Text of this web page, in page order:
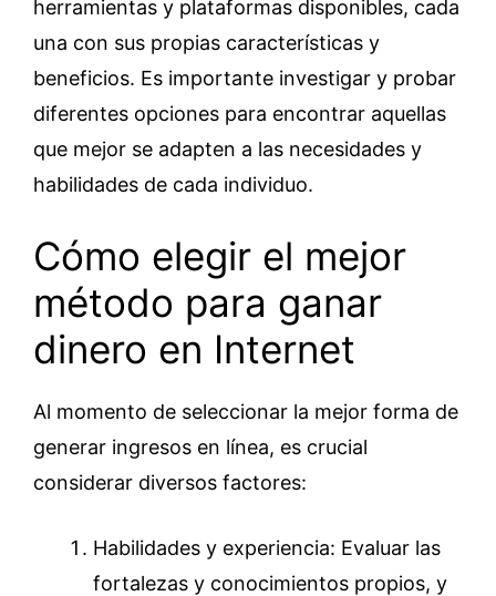
herramientas y plataformas disponibles, cada
una con sus propias características y
beneficios. Es importante investigar y probar
diferentes opciones para encontrar aquellas
que mejor se adapten a las necesidades y
habilidades de cada individuo.
Cómo elegir el mejor
método para ganar
dinero en Internet
Al momento de seleccionar la mejor forma de
generar ingresos en línea, es crucial
considerar diversos factores:
Habilidades y experiencia: Evaluar las
fortalezas y conocimientos propios, y